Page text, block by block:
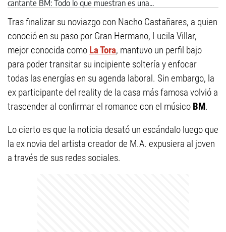
Tras finalizar su noviazgo con Nacho Castañares, a quien
conoció en su paso por Gran Hermano, Lucila Villar,
mejor conocida como La Tora, mantuvo un perfil bajo
para poder transitar su incipiente soltería y enfocar
todas las energías en su agenda laboral. Sin embargo, la
ex participante del reality de la casa más famosa volvió a
trascender al confirmar el romance con el músico BM.
Lo cierto es que la noticia desató un escándalo luego que
la ex novia del artista creador de M.A. expusiera al joven
a través de sus redes sociales.